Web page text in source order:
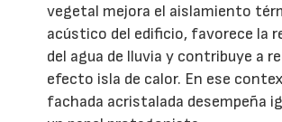
vegetal mejora el aislamiento
acústico del edificio, favorece la
del agua de lluvia y contribuye a
efecto isla de calor. En ese
fachada acristalada desempeña